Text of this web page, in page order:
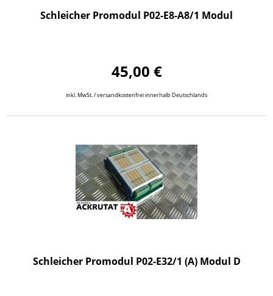
Schleicher Promodul P02-E8-A8/1 Modul
45,00 €
inkl. MwSt. / versandkostenfrei innerhalb Deutschlands
Schleicher Promodul P02-E32/1 (A) Modul D